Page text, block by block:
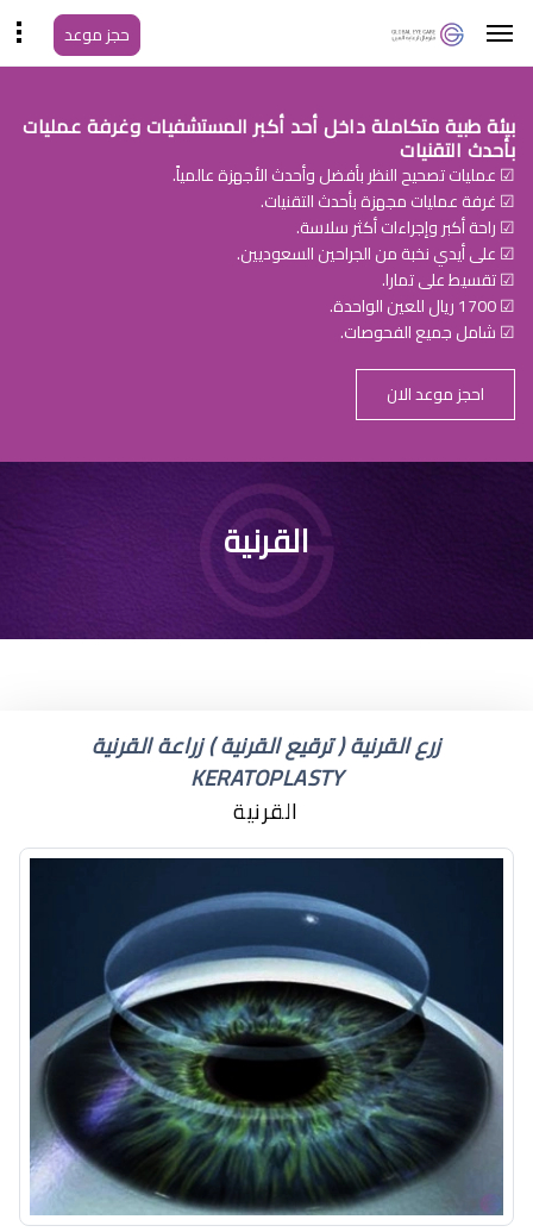
حجز موعد
بيئة طبية متكاملة داخل أحد أكبر المستشفيات وغرفة عمليات
بأحدث التقنيات
☑ عمليات تصحيح النظر بأفضل وأحدث الأجهزة عالمياً.
☑ غرفة عمليات مجهزة بأحدث التقنيات.
☑ راحة أكبر وإجراءات أكثر سلاسة.
☑ على أيدي نخبة من الجراحين السعوديين.
☑ تقسيط على تمارا.
☑ 1700 ريال للعين الواحدة.
☑ شامل جميع الفحوصات.
احجز موعد الان
القرنية
زرع القرنية ( ترقيع القرنية ) زراعة القرنية
KERATOPLASTY
القرنية